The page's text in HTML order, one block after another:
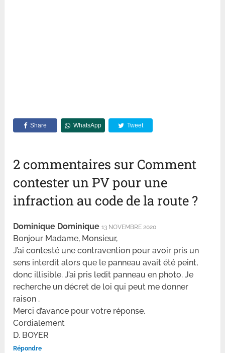
Share WhatsApp Tweet
2 commentaires sur Comment
contester un PV pour une
infraction au code de la route ?
Dominique Dominique 13 NOVEMBRE 2020
Bonjour Madame, Monsieur,
J’ai contesté une contravention pour avoir pris un
sens interdit alors que le panneau avait été peint,
donc illisible. J’ai pris ledit panneau en photo. Je
recherche un décret de loi qui peut me donner
raison .
Merci d’avance pour votre réponse.
Cordialement
D. BOYER
Répondre